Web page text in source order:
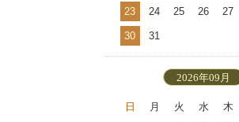
23 24 25 26 27
30 31
2026年09月
日 月 火 水 木